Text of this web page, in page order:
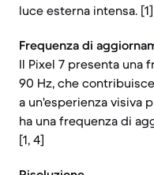
luce esterna intensa. [1]
Frequenza di
Il Pixel 7 presenta una
90 Hz, che
a un'esperienza visiva
ha una frequenza di
[1, 4]